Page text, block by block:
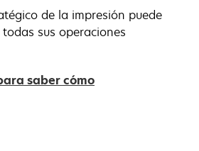
de la impresión puede
sus operaciones
saber cómo